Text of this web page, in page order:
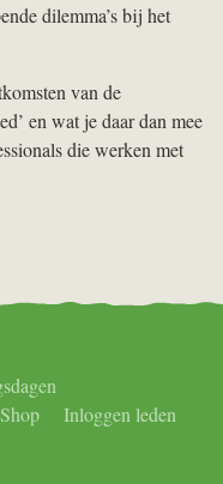
dilemma’s bij het
van de
en wat je daar dan mee
die werken met
Shop Inloggen leden